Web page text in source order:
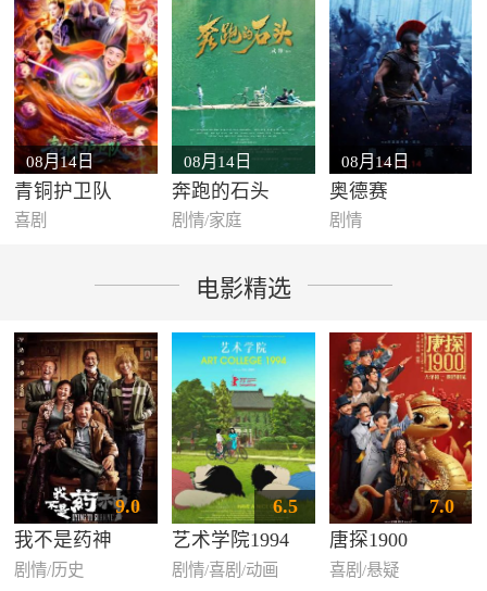
08月14日
青铜护卫队
喜剧
08月14日
奔跑的石头
剧情/家庭
08月14日
奥德赛
剧情
电影精选
9.0
我不是药神
剧情/历史
6.5
艺术学院1994
剧情/喜剧/动画
7.0
唐探1900
喜剧/悬疑